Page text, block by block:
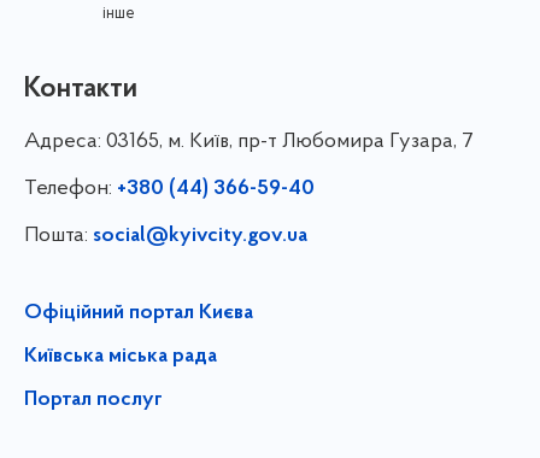
інше
Контакти
Адреса: 03165, м. Київ, пр-т Любомира Гузара, 7
Телефон: +380 (44) 366-59-40
Пошта: social@kyivcity.gov.ua
Офіційний портал Києва
Київська міська рада
Портал послуг